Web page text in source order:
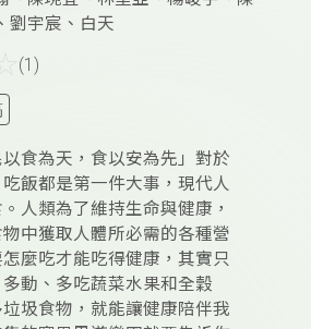
劉宇宸、白天
(1)
食為天，食以安為先」對於
飯都是第一件大事，現代人
人類為了維持生命與健康，
中獲取人體所必需的各種營
麼吃才能吃得健康，其實只
動、多吃蔬菜水果和全穀
圾食物，就能讓健康陪伴我